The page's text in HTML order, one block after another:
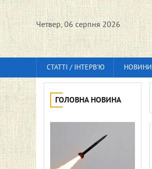
Четвер, 06 серпня 2026
СТАТТІ / ІНТЕРВ'Ю НОВИНИ
ГОЛОВНА НОВИНА